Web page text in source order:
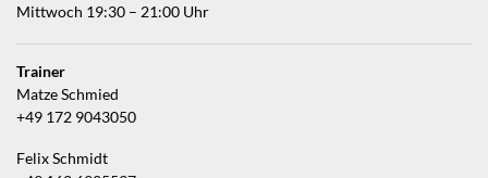
Mittwoch 19:30 – 21:00 Uhr
Trainer
Matze Schmied
+49 172 9043050
Felix Schmidt